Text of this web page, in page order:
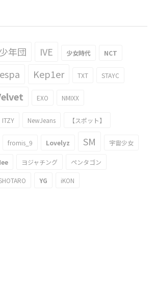
年団 IVE 少女時代 NCT
Kep1er TXT STAYC
EXO NMIXX
ITZY NewJeans 【スポット】
fromis_9 Lovelyz SM 宇宙少女
ヨジャチング ペンタゴン
YG iKON